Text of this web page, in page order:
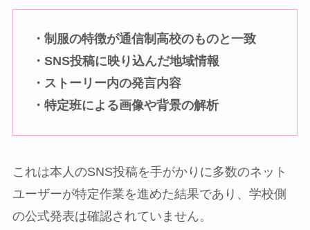
・制服の特徴が通信制高校のものと一致
・SNS投稿に映り込んだ地域情報
・ストーリー内の発言内容
・特定班による画像や背景の解析
これは本人のSNS投稿を手がかりに多数のネット
ユーザーが特定作業を進めた結果であり、学校側
の公式発表は確認されていません。